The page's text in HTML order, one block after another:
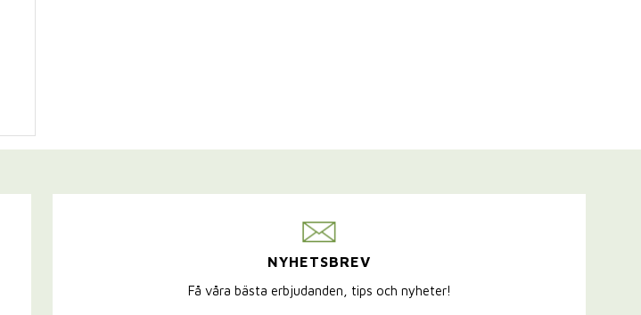
NYHETSBREV
Få våra bästa erbjudanden, tips och nyheter!